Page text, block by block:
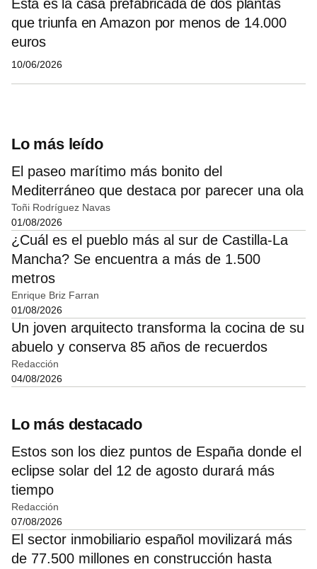
Esta es la casa prefabricada de dos plantas
que triunfa en Amazon por menos de 14.000
euros
10/06/2026
Lo más leído
El paseo marítimo más bonito del
Mediterráneo que destaca por parecer una ola
Toñi Rodríguez Navas
01/08/2026
¿Cuál es el pueblo más al sur de Castilla-La
Mancha? Se encuentra a más de 1.500
metros
Enrique Briz Farran
01/08/2026
Un joven arquitecto transforma la cocina de su
abuelo y conserva 85 años de recuerdos
Redacción
04/08/2026
Lo más destacado
Estos son los diez puntos de España donde el
eclipse solar del 12 de agosto durará más
tiempo
Redacción
07/08/2026
El sector inmobiliario español movilizará más
de 77.500 millones en construcción hasta